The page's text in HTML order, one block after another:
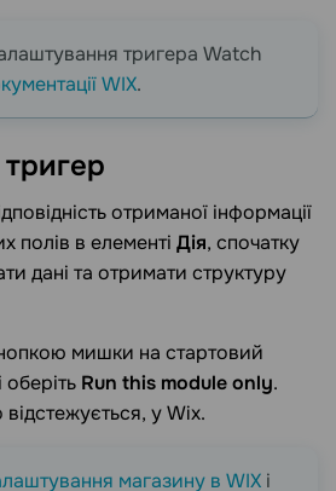
тригера Watch
WIX.
тригер
отриманої інформації
полів в елементі Дія, спочатку
дані та отримати структуру
мишки на стартовий
Run this module only.
відстежується, у Wix.
магазину в WIX і